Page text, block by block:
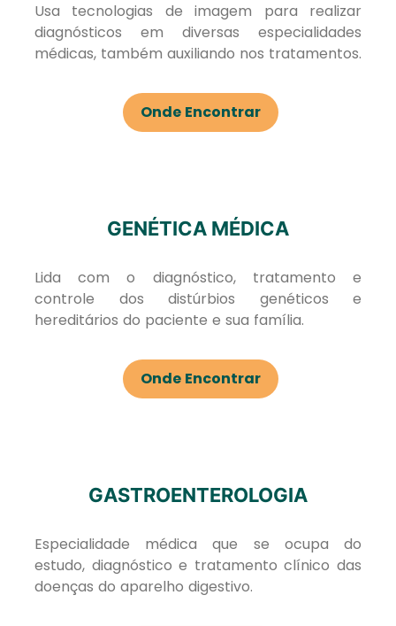
Usa tecnologias de imagem para realizar
diagnósticos em diversas especialidades
médicas, também auxiliando nos tratamentos.
Onde Encontrar
GENÉTICA MÉDICA
Lida com o diagnóstico, tratamento e
controle dos distúrbios genéticos e
hereditários do paciente e sua família.
Onde Encontrar
GASTROENTEROLOGIA
Especialidade médica que se ocupa do
estudo, diagnóstico e tratamento clínico das
doenças do aparelho digestivo.